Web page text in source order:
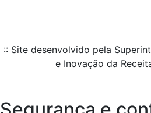
:: Site desenvolvido pela
e Inovação da